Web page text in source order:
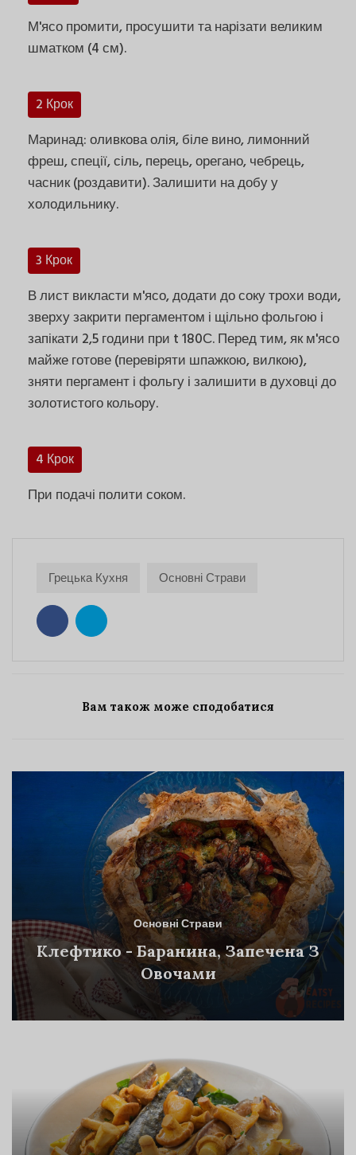
М'ясо промити, просушити та нарізати великим
шматком (4 см).
2 Крок
Маринад: оливкова олія, біле вино, лимонний
фреш, спеції, сіль, перець, орегано, чебрець,
часник (роздавити). Залишити на добу у
холодильнику.
3 Крок
В лист викласти м'ясо, додати до соку трохи води,
зверху закрити пергаментом і щільно фольгою і
запікати 2,5 години при t 180С. Перед тим, як м'ясо
майже готове (перевіряти шпажкою, вилкою),
зняти пергамент і фольгу і залишити в духовці до
золотистого кольору.
4 Крок
При подачі полити соком.
Грецька Кухня Основні Страви
Вам також може сподобатися
Основні Страви
Клефтико - Баранина, Запечена З
Овочами